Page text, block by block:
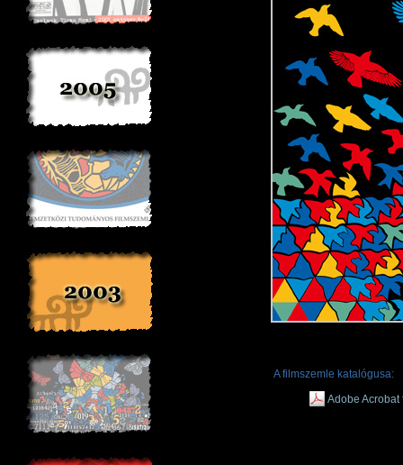
A filmszemle katalógusa:
Adobe